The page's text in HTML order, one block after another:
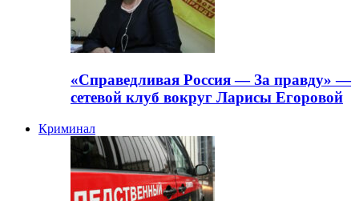
«Справедливая Россия — За правду» —
сетевой клуб вокруг Ларисы Егоровой
Криминал